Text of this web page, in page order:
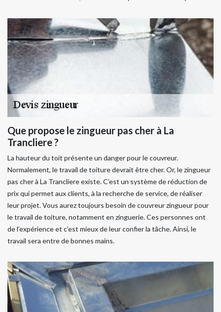
Que propose le zingueur pas cher à La
Trancliere ?
La hauteur du toit présente un danger pour le couvreur.
Normalement, le travail de toiture devrait être cher. Or, le zingueur
pas cher à La Trancliere existe. C’est un système de réduction de
prix qui permet aux clients, à la recherche de service, de réaliser
leur projet. Vous aurez toujours besoin de couvreur zingueur pour
le travail de toiture, notamment en zinguerie. Ces personnes ont
de l’expérience et c’est mieux de leur confier la tâche. Ainsi, le
travail sera entre de bonnes mains.